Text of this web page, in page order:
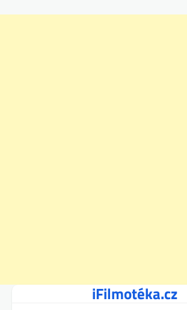
iFilmotéka.cz